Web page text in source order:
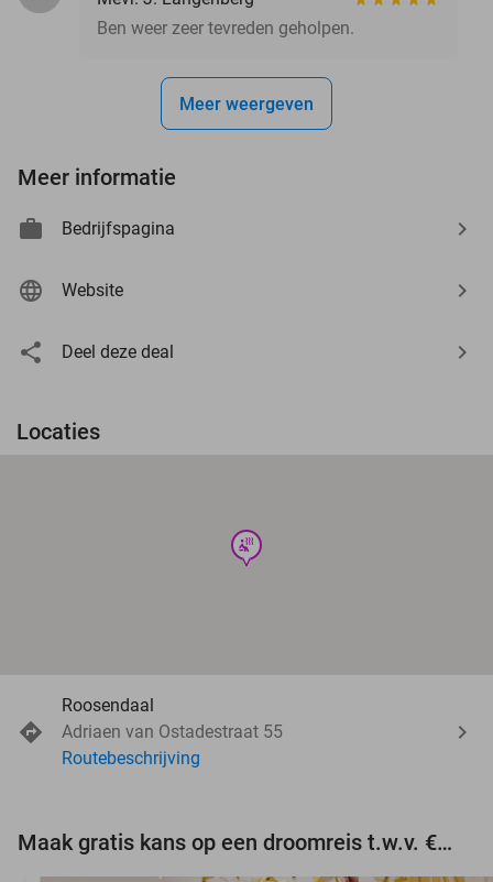
Ben weer zeer tevreden geholpen.
Meer weergeven
Meer informatie
Bedrijfspagina
Website
Deel deze deal
Locaties
wellness
Roosendaal
Adriaen van Ostadestraat 55
Routebeschrijving
Maak gratis kans op een droomreis t.w.v. €3.000!